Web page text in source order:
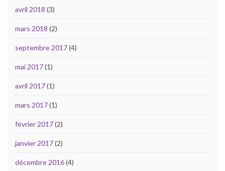
avril 2018 (3)
mars 2018 (2)
septembre 2017(4)
mai 2017(1)
avril 2017(1)
mars 2017(1)
février 2017(2)
janvier 2017(2)
décembre 2016(4)